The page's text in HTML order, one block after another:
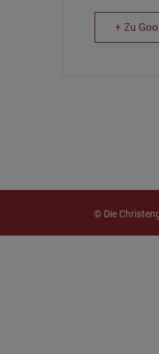
+ Zu
© Die